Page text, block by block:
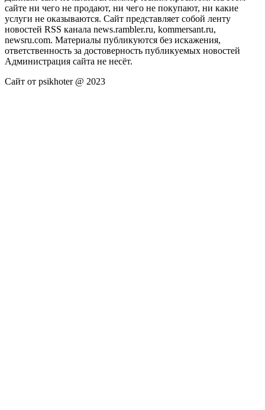
сайте ни чего не продают, ни чего не покупают, ни какие
услуги не оказываются. Сайт представляет собой ленту
новостей RSS канала news.rambler.ru, kommersant.ru,
newsru.com. Материалы публикуются без искажения,
ответственность за достоверность публикуемых новостей
Администрация сайта не несёт.
Сайт от psikhoter @ 2023